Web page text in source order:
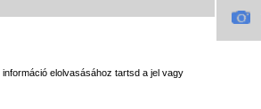
elolvasásához tartsd a jel vagy